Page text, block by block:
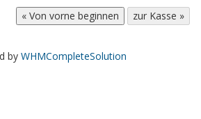
by WHMCompleteSolution